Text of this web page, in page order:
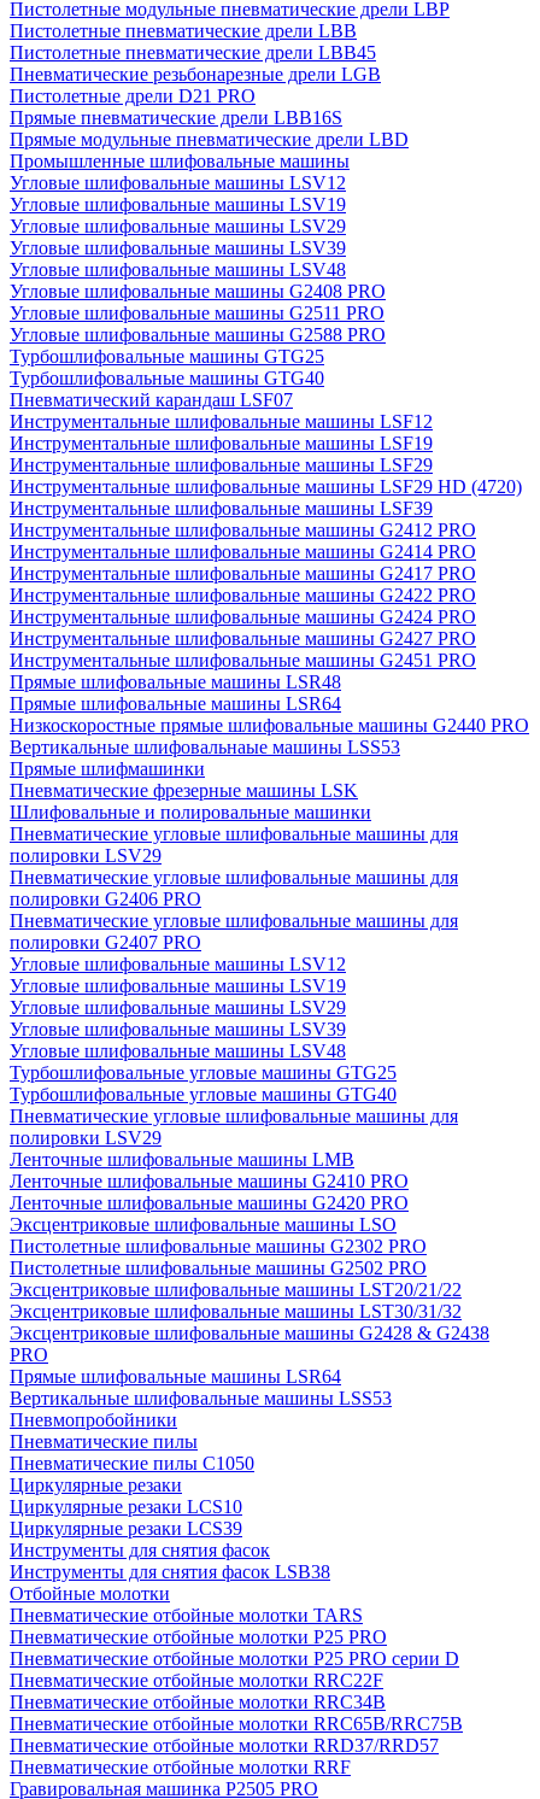
Пистолетные модульные пневматические дрели LBP
Пистолетные пневматические дрели LBB
Пистолетные пневматические дрели LBB45
Пневматические резьбонарезные дрели LGB
Пистолетные дрели D21 PRO
Прямые пневматические дрели LBB16S
Прямые модульные пневматические дрели LBD
Промышленные шлифовальные машины
Угловые шлифовальные машины LSV12
Угловые шлифовальные машины LSV19
Угловые шлифовальные машины LSV29
Угловые шлифовальные машины LSV39
Угловые шлифовальные машины LSV48
Угловые шлифовальные машины G2408 PRO
Угловые шлифовальные машины G2511 PRO
Угловые шлифовальные машины G2588 PRO
Турбошлифовальные машины GTG25
Турбошлифовальные машины GTG40
Пневматический карандаш LSF07
Инструментальные шлифовальные машины LSF12
Инструментальные шлифовальные машины LSF19
Инструментальные шлифовальные машины LSF29
Инструментальные шлифовальные машины LSF29 HD (4720)
Инструментальные шлифовальные машины LSF39
Инструментальные шлифовальные машины G2412 PRO
Инструментальные шлифовальные машины G2414 PRO
Инструментальные шлифовальные машины G2417 PRO
Инструментальные шлифовальные машины G2422 PRO
Инструментальные шлифовальные машины G2424 PRO
Инструментальные шлифовальные машины G2427 PRO
Инструментальные шлифовальные машины G2451 PRO
Прямые шлифовальные машины LSR48
Прямые шлифовальные машины LSR64
Низкоскоростные прямые шлифовальные машины G2440 PRO
Вертикальные шлифовальнаые машины LSS53
Прямые шлифмашинки
Пневматические фрезерные машины LSK
Шлифовальные и полировальные машинки
Пневматические угловые шлифовальные машины для
полировки LSV29
Пневматические угловые шлифовальные машины для
полировки G2406 PRO
Пневматические угловые шлифовальные машины для
полировки G2407 PRO
Угловые шлифовальные машины LSV12
Угловые шлифовальные машины LSV19
Угловые шлифовальные машины LSV29
Угловые шлифовальные машины LSV39
Угловые шлифовальные машины LSV48
Турбошлифовальные угловые машины GTG25
Турбошлифовальные угловые машины GTG40
Пневматические угловые шлифовальные машины для
полировки LSV29
Ленточные шлифовальные машины LMB
Ленточные шлифовальные машины G2410 PRO
Ленточные шлифовальные машины G2420 PRO
Эксцентриковые шлифовальные машины LSO
Пистолетные шлифовальные машины G2302 PRO
Пистолетные шлифовальные машины G2502 PRO
Эксцентриковые шлифовальные машины LST20/21/22
Эксцентриковые шлифовальные машины LST30/31/32
Эксцентриковые шлифовальные машины G2428 & G2438
PRO
Прямые шлифовальные машины LSR64
Вертикальные шлифовальные машины LSS53
Пневмопробойники
Пневматические пилы
Пневматические пилы C1050
Циркулярные резаки
Циркулярные резаки LCS10
Циркулярные резаки LCS39
Инструменты для снятия фасок
Инструменты для снятия фасок LSB38
Отбойные молотки
Пневматические отбойные молотки TARS
Пневматические отбойные молотки P25 PRO
Пневматические отбойные молотки P25 PRO серии D
Пневматические отбойные молотки RRC22F
Пневматические отбойные молотки RRC34B
Пневматические отбойные молотки RRC65B/RRC75B
Пневматические отбойные молотки RRD37/RRD57
Пневматические отбойные молотки RRF
Гравировальная машинка P2505 PRO